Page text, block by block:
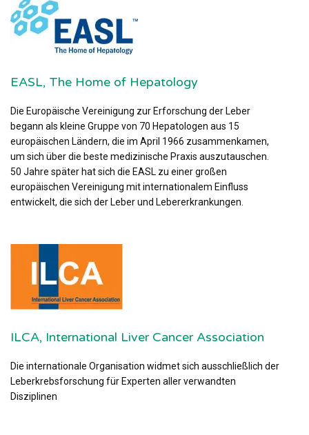
EASL, The Home of Hepatology
Die Europäische Vereinigung zur Erforschung der Leber
begann als kleine Gruppe von 70 Hepatologen aus 15
europäischen Ländern, die im April 1966 zusammenkamen,
um sich über die beste medizinische Praxis auszutauschen.
50 Jahre später hat sich die EASL zu einer großen
europäischen Vereinigung mit internationalem Einfluss
entwickelt, die sich der Leber und Lebererkrankungen.
ILCA, International Liver Cancer Association
Die internationale Organisation widmet sich ausschließlich der
Leberkrebsforschung für Experten aller verwandten
Disziplinen